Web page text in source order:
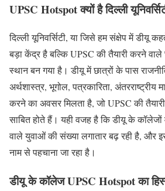
UPSC Hotspot क्यों है दिल्ली
दिल्ली यूनिवर्सिटी, या जिसे हम संक्षेप में डीयू
बड़ा केंद्र है बल्कि UPSC की तैयारी करने वाले
स्थान बन गया है। डीयू में छात्रों के पास
अर्थशास्त्र, भूगोल, पत्रकारिता, अंतरराष्ट्रीय
करने का अवसर मिलता है, जो UPSC की
साबित होते हैं। यही वजह है कि डीयू के
वाले युवाओं की संख्या लगातार बढ़ रही है, और
नाम से पहचाना जा रहा है।
डीयू के कॉलेज UPSC Hotspot का